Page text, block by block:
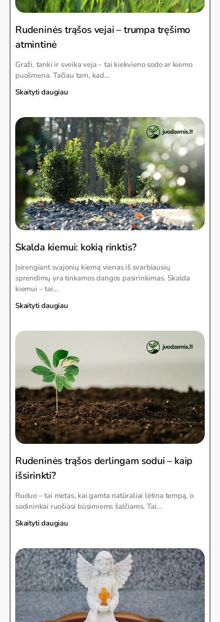
Rudeninės trąšos vejai – trumpa tręšimo
atmintinė
Graži, tanki ir sveika veja – tai kiekvieno sodo ar kiemo
puošmena. Tačiau tam, kad...
Skaityti daugiau
Skalda kiemui: kokią rinktis?
Įsirengiant svajonių kiemą vienas iš svarbiausių
sprendimų yra tinkamos dangos pasirinkimas. Skalda
kiemui – tai...
Skaityti daugiau
Rudeninės trąšos derlingam sodui – kaip
išsirinkti?
Ruduo – tai metas, kai gamta natūraliai lėtina tempą, o
sodininkai ruošiasi būsimiems šalčiams. Tai...
Skaityti daugiau